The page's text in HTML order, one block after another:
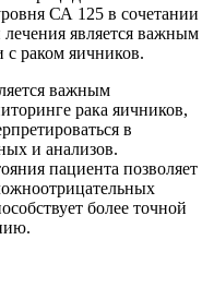
СА 125 в сочетании
является важным
с раком яичников.
важным
рака яичников,
в
и анализов.
пациента позволяет
более точной